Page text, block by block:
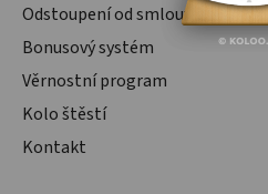
Odstoupení od smlouvy
Bonusový systém
Věrnostní program
Kolo štěstí
Kontakt